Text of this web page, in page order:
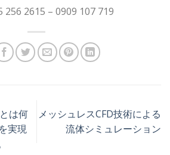
2615 – 0909 107 719
は何
実現
メッシュレスCFD技術による
流体シミュレーション